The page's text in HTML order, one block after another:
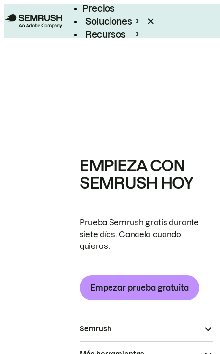
Precios
Soluciones
Recursos
EMPIEZA CON
SEMRUSH HOY
Prueba Semrush gratis durante
siete días. Cancela cuando
quieras.
Empezar prueba gratuita
Semrush